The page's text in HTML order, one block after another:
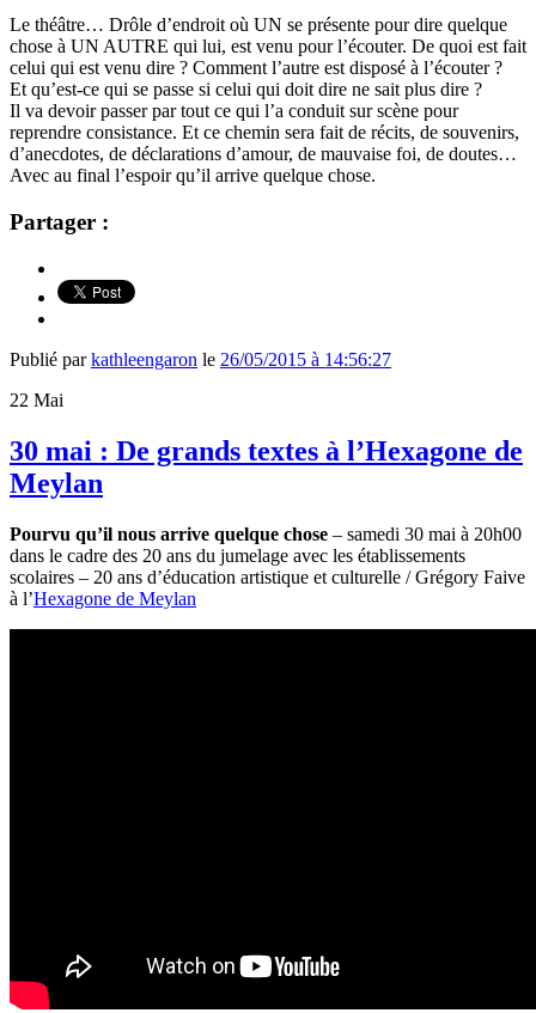
Le théâtre… Drôle d’endroit où UN se présente pour dire quelque
chose à UN AUTRE qui lui, est venu pour l’écouter. De quoi est fait
celui qui est venu dire ? Comment l’autre est disposé à l’écouter ?
Et qu’est-ce qui se passe si celui qui doit dire ne sait plus dire ?
Il va devoir passer par tout ce qui l’a conduit sur scène pour
reprendre consistance. Et ce chemin sera fait de récits, de souvenirs,
d’anecdotes, de déclarations d’amour, de mauvaise foi, de doutes…
Avec au final l’espoir qu’il arrive quelque chose.
Partager :
Publié parkathleengaron le 26/05/2015 à 14:56:27
22 Mai
30 mai : De grands textes à l’Hexagone de
Meylan
Pourvu qu’il nous arrive quelque chose – samedi 30 mai à 20h00
dans le cadre des 20 ans du jumelage avec les établissements
scolaires – 20 ans d’éducation artistique et culturelle / Grégory Faive
à l’Hexagone de Meylan